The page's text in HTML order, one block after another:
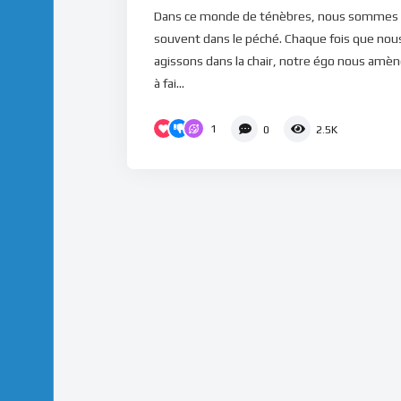
Dans ce monde de ténèbres, nous sommes
souvent dans le péché. Chaque fois que
agissons dans la chair, notre égo nous
à fai...
1 0 2.5K